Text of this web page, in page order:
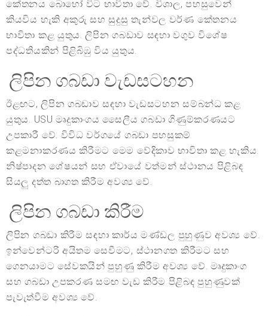
කේතනය බොහෝ විට භාවිතා වේ. විශාල, පහසුවෙන්
කියවිය හැකි අකුරු සහ සුදුසු තැන්වල වර්ණ කේතනය
භාවිතා කළ යුතුය. ලිපින ගබඩාව සඳහා වගුව විශේෂ
පද්ධතියකින් පිළිබිඹු විය යුතුය.
ලිපින ගබඩා වැඩසටහන
ඊළඟට, ලිපින ගබඩාව සඳහා වැඩසටහන සම්බන්ධ කළ
යුතුය. USU මෘදුකාංගය සෛලීය ගබඩා ගිණුම්කරණයට
උපකාරී වේ. විවිධ වර්ගයේ ගබඩා පහසුකම්
කළමනාකරණය කිරීමට මෙම වේදිකාව භාවිතා කළ හැකිය.
නිෂ්පාදන ශේෂයන් සහ ඒවායේ වත්මන් ස්ථානය පිළිබඳ
සියලු දත්ත බාගත කිරීම අවශ්‍ය වේ.
ලිපින ගබඩා කිරීම
ලිපින ගබඩා කිරීම සඳහා කාර්ය මණ්ඩල පුහුණුව අවශ්‍ය වේ.
ඉන්වෙන්ටරි අයිතම සෙවීමට, ස්ථානගත කිරීමට සහ
ගෙනයාමට සේවකයින් පුහුණු කිරීම අවශ්‍ය වේ. මෘදුකාංග
සහ ගබඩා උපකරණ සමඟ වැඩ කිරීම පිළිබඳ පුහුණුවක්
පැවැත්වීම අවශ්‍ය වේ.